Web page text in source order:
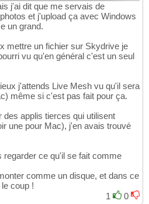
j'ai dit que me servais de
et j'upload ça avec Windows
un grand.
mettre un fichier sur Skydrive je
vu qu'en général c'est un seul
j'attends Live Mesh vu qu'il sera
même si c'est pas fait pour ça.
des applis tierces qui utilisent
une pour Mac), j'en avais trouvé
regarder ce qu'il se fait comme
comme un disque, et dans ce
coup !
1
0